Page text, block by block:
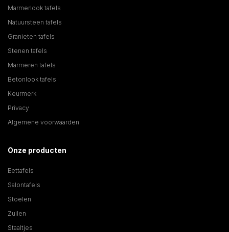
Marmerlook tafels
Natuursteen tafels
Granieten tafels
Stenen tafels
Marmeren tafels
Betonlook tafels
Keurmerk
Privacy
Algemene voorwaarden
Onze producten
Eettafels
Salontafels
Stoelen
Zuilen
Staaltjes